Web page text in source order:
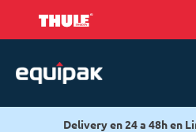
Delivery en 24 a 48h en